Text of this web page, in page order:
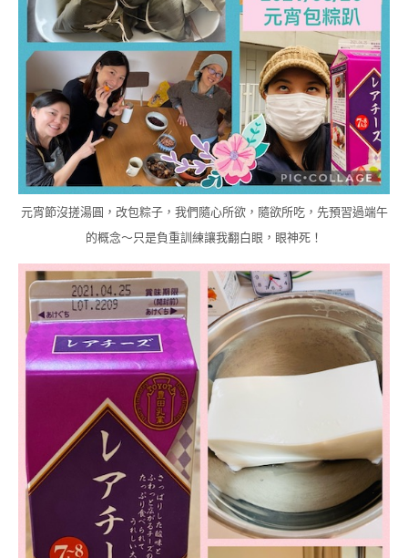
元宵節沒搓湯圓，改包粽子，我們隨心所欲，隨欲所吃，先預習過端午
的概念～只是負重訓練讓我翻白眼，眼神死！